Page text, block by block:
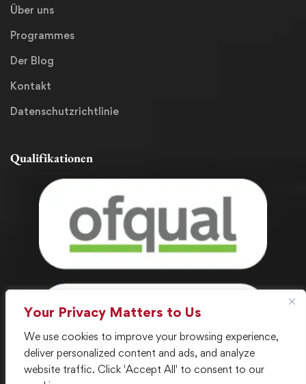
Your Privacy Matters to Us
We use cookies to improve your browsing experience,
deliver personalized content and ads, and analyze
website traffic. Click 'Accept All' to consent to our
Über uns
Programmes
Der Blog
Kontakt
Datenschutzrichtlinie
Qualifikationen